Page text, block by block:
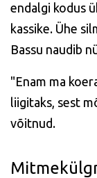
endalgi kodus
kassike. Ühe
Bassu naudib
"Enam ma
liigitaks, sest
võitnud.